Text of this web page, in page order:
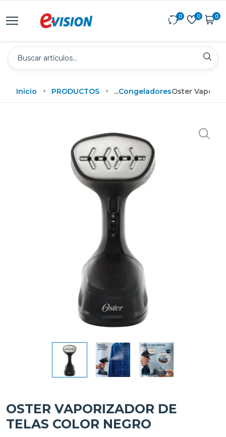
0 0 0
Inicio PRODUCTOS ...CongeladoresOster
OSTER VAPORIZADOR DE
TELAS COLOR NEGRO